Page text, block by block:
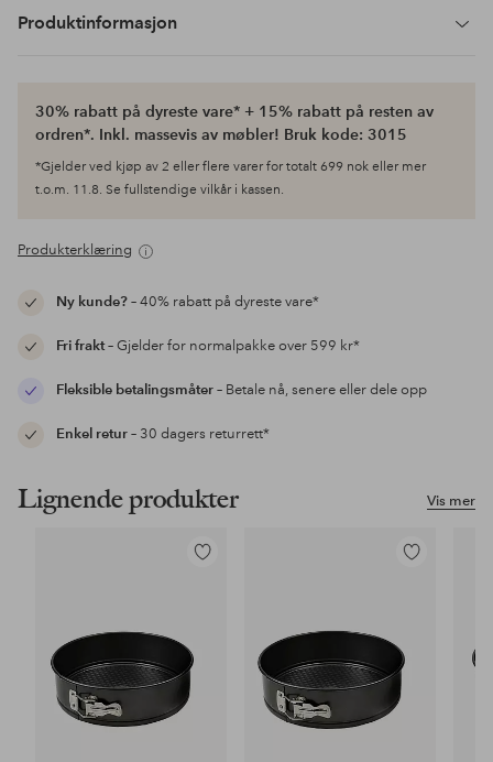
Produktinformasjon
30% rabatt på dyreste vare* + 15% rabatt på resten av
ordren*. Inkl. massevis av møbler! Bruk kode: 3015
*Gjelder ved kjøp av 2 eller flere varer for totalt 699 nok eller mer
t.o.m. 11.8. Se fullstendige vilkår i kassen.
Produkterklæring
Ny kunde?– 40% rabatt på dyreste vare*
Fri frakt– Gjelder for normalpakke over 599 kr*
Fleksible betalingsmåter– Betale nå, senere eller dele opp
Enkel retur– 30 dagers returrett*
Vis mer
Lignende produkter
Legg
Legg